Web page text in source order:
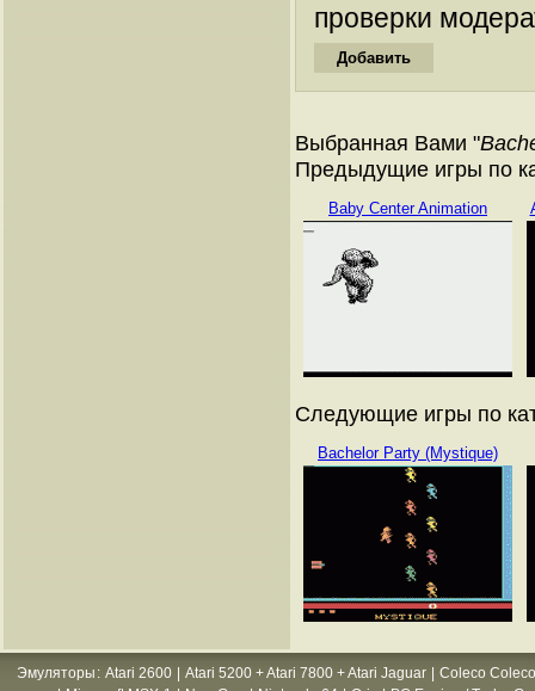
проверки
Выбранная Вами "
Предыдущие игры по
Baby Center Animation
Следующие игры по
Bachelor Party (Mystique)
Эмуляторы : Atari 2600 Atari 5200 + Atari 7800 + Atari Jaguar
Coleco